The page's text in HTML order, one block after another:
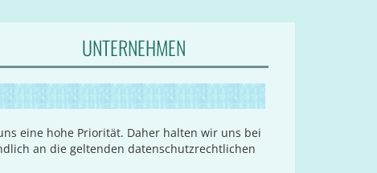
UNTERNEHMEN
eine hohe Priorität. Daher halten wir uns bei
an die geltenden datenschutzrechtlichen